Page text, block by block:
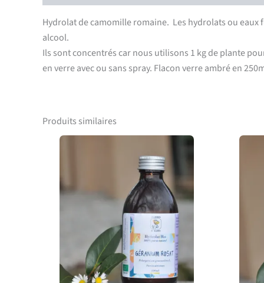
Hydrolat de camomille romaine. Les hydrolats ou eaux
alcool.
Ils sont concentrés car nous utilisons 1 kg de plante
en verre avec ou sans spray. Flacon verre ambré en
Produits similaires